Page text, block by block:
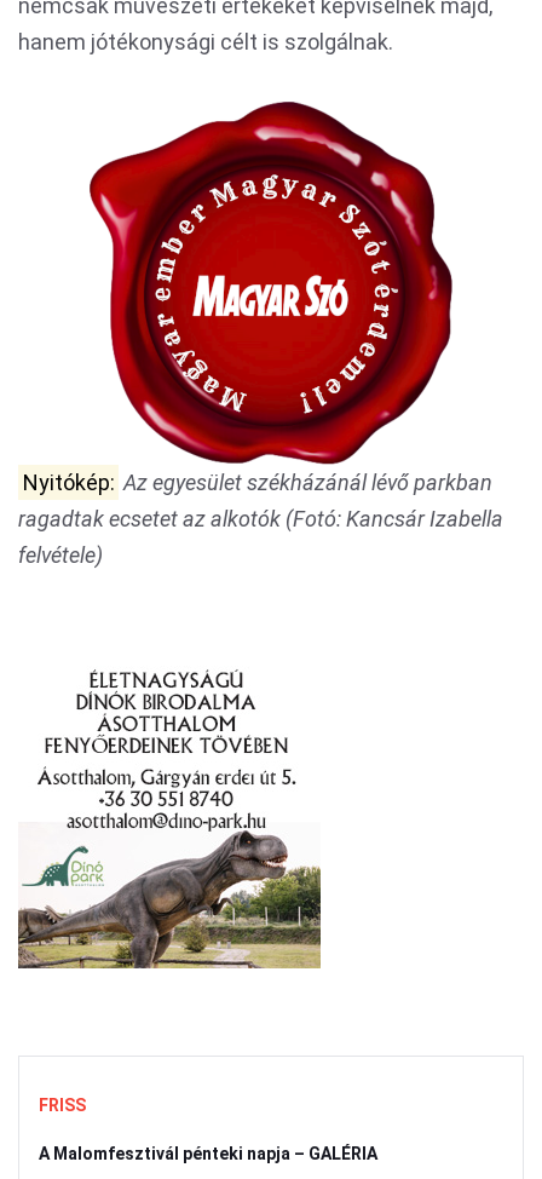
nemcsak művészeti értékeket képviselnek majd,
hanem jótékonysági célt is szolgálnak.
Nyitókép: Az egyesület székházánál lévő parkban
ragadtak ecsetet az alkotók (Fotó: Kancsár Izabella
felvétele)
FRISS
A Malomfesztivál pénteki napja – GALÉRIA